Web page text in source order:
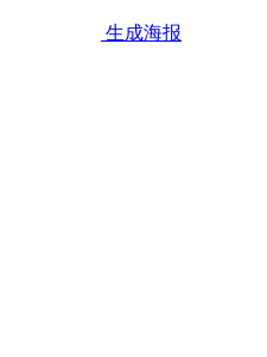
生成海报